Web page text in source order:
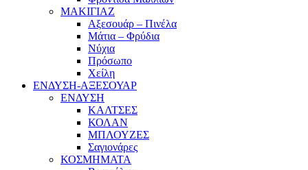
ΜΑΚΙΓΙΑΖ
Αξεσουάρ – Πινέλα
Μάτια – Φρύδια
Νύχια
Πρόσωπο
Χείλη
ΕΝΔΥΣΗ-ΑΞΕΣΟΥΑΡ
ΕΝΔΥΣΗ
ΚΑΛΤΣΕΣ
ΚΟΛΑΝ
ΜΠΛΟΥΖΕΣ
Σαγιονάρες
ΚΟΣΜΗΜΑΤΑ